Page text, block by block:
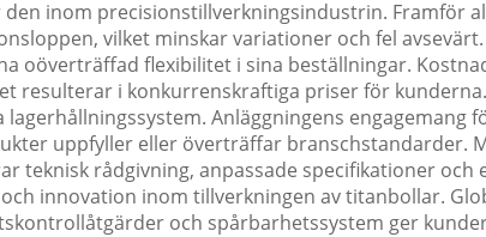
inom precisionstillverkningsindustrin. Framför
vilket minskar variationer och fel
oöverträffad flexibilitet i sina beställningar.
resulterar i konkurrenskraftiga priser för
Anläggningens engagemang
uppfyller eller överträffar branschstandarder.
rådgivning, anpassade specifikationer och
innovation inom tillverkningen av titanbollar.
och spårbarhetssystem ger